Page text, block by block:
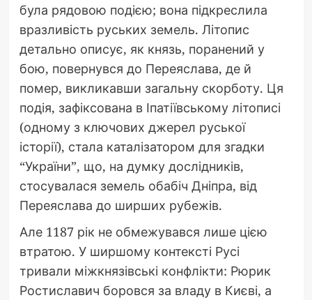
була рядовою подією; вона підкреслила
вразливість руських земель. Літопис
детально описує, як князь, поранений у
бою, повернувся до Переяслава, де й
помер, викликавши загальну скорботу. Ця
подія, зафіксована в Іпатіївському літописі
(одному з ключових джерел руської
історії), стала каталізатором для згадки
“України”, що, на думку дослідників,
стосувалася земель обабіч Дніпра, від
Переяслава до ширших рубежів.
Але 1187 рік не обмежувався лише цією
втратою. У ширшому контексті Русі
тривали міжкнязівські конфлікти: Рюрик
Ростиславич боровся за владу в Києві, а